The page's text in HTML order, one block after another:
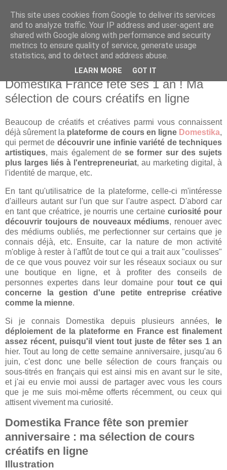
mercredi 1 juin 2022
Domestika France fête ses 1 an ! Ma
sélection de cours créatifs en ligne
Beaucoup de créatifs et créatives parmi vous connaissent
déjà sûrement la plateforme de cours en ligne Domestika,
qui permet de découvrir une infinie variété de techniques
artistiques, mais également de se former sur des sujets
plus larges liés à l'entrepreneuriat, au marketing digital, à
l'identité de marque, etc.
En tant qu'utilisatrice de la plateforme, celle-ci m'intéresse
d'ailleurs autant sur l'un que sur l'autre aspect. D'abord car
en tant que créatrice, je nourris une certainecuriosité pour
découvrir toujours de nouveaux médiums, renouer avec
des médiums oubliés, me perfectionner sur certains que je
connais déjà, etc. Ensuite, car la nature de mon activité
m'oblige à rester à l'affût de tout ce qui a trait aux "coulisses"
de ce que vous pouvez voir sur les réseaux sociaux ou sur
une boutique en ligne, et à profiter des conseils de
personnes expertes dans leur domaine pour tout ce qui
concerne la gestion d'une petite entreprise créative
comme la mienne.
Si je connais Domestika depuis plusieurs années,
le
déploiement de la plateforme en France est finalement
assez récent, puisqu'il vient tout juste de fêter ses 1 an
hier. Tout au long de cette semaine anniversaire, jusqu'au 6
juin, c'est donc une belle sélection de cours français ou
sous-titrés en français qui est ainsi mis en avant sur le site,
et j'ai eu envie moi aussi de partager avec vous les cours
que je me suis moi-même offerts récemment, ou ceux qui
attisent vivement ma curiosité.
Domestika France fête son premier
anniversaire : ma sélection de cours
créatifs en ligne
Illustration
This site uses cookies from Google to deliver its services
and to analyze traffic. Your IP address and user-agent are
shared with Google along with performance and security
metrics to ensure quality of service, generate usage
statistics, and to detect and address abuse.
LEARN MORE GOT IT